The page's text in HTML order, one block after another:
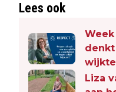
Lees ook
Week
denkt
Liza